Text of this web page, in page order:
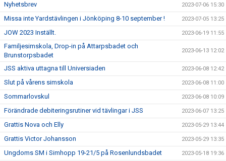
Nyhetsbrev 2023-07-06 15:30
Missa inte Yardstävlingen i Jönköping 8-10 september ! 2023-07-05 13:25
JOW 2023 Inställt. 2023-06-19 11:55
Familjesimskola, Drop-in på Attarpsbadet och
Brunstorpsbadet
2023-06-13 12:02
JSS aktiva uttagna till Universiaden 2023-06-08 12:42
Slut på vårens simskola 2023-06-08 11:00
Sommarlovskul 2023-06-08 10:09
Förändrade debiteringsrutiner vid tävlingar i JSS 2023-06-07 13:25
Grattis Nova och Elly 2023-05-29 13:44
Grattis Victor Johansson 2023-05-29 13:35
Ungdoms SM i Simhopp 19-21/5 på Rosenlundsbadet 2023-05-18 19:36